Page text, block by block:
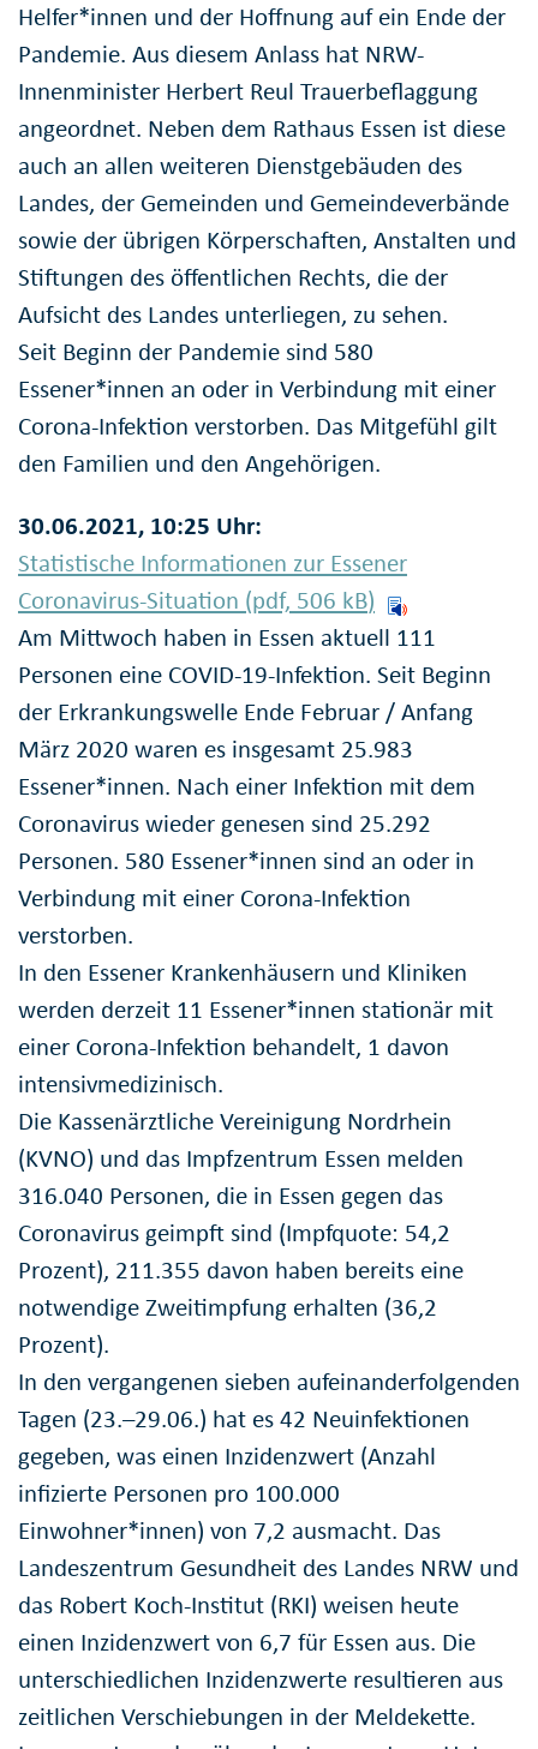
Helfer*innen und der Hoffnung auf ein Ende der
Pandemie. Aus diesem Anlass hat NRW-
Innenminister Herbert Reul Trauerbeflaggung
angeordnet. Neben dem Rathaus Essen ist diese
auch an allen weiteren Dienstgebäuden des
Landes, der Gemeinden und Gemeindeverbände
sowie der übrigen Körperschaften, Anstalten und
Stiftungen des öffentlichen Rechts, die der
Aufsicht des Landes unterliegen, zu sehen.
Seit Beginn der Pandemie sind 580
Essener*innen an oder in Verbindung mit einer
Corona-Infektion verstorben. Das Mitgefühl gilt
den Familien und den Angehörigen.
30.06.2021, 10:25 Uhr:
Statistische Informationen zur Essener
Coronavirus-Situation (pdf, 506 kB)
Am Mittwoch haben in Essen aktuell 111
Personen eine COVID-19-Infektion. Seit Beginn
der Erkrankungswelle Ende Februar / Anfang
März 2020 waren es insgesamt 25.983
Essener*innen. Nach einer Infektion mit dem
Coronavirus wieder genesen sind 25.292
Personen. 580 Essener*innen sind an oder in
Verbindung mit einer Corona-Infektion
verstorben.
In den Essener Krankenhäusern und Kliniken
werden derzeit 11 Essener*innen stationär mit
einer Corona-Infektion behandelt, 1 davon
intensivmedizinisch.
Die Kassenärztliche Vereinigung Nordrhein
(KVNO) und das Impfzentrum Essen melden
316.040 Personen, die in Essen gegen das
Coronavirus geimpft sind (Impfquote: 54,2
Prozent), 211.355 davon haben bereits eine
notwendige Zweitimpfung erhalten (36,2
Prozent).
In den vergangenen sieben aufeinanderfolgenden
Tagen (23.–29.06.) hat es 42 Neuinfektionen
gegeben, was einen Inzidenzwert (Anzahl
infizierte Personen pro 100.000
Einwohner*innen) von 7,2 ausmacht. Das
Landeszentrum Gesundheit des Landes NRW und
das Robert Koch-Institut (RKI) weisen heute
einen Inzidenzwert von 6,7 für Essen aus. Die
unterschiedlichen Inzidenzwerte resultieren aus
zeitlichen Verschiebungen in der Meldekette.